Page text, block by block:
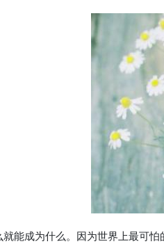
能成为什么。因为世界上最可